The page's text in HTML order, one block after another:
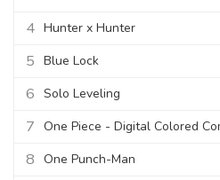
4 Hunter x Hunter
5 Blue Lock
6 Solo Leveling
7 One Piece - Digital Colored
8 One Punch-Man